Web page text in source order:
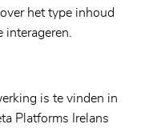
het type inhoud
interageren.
is te vinden in
Platforms Irelans